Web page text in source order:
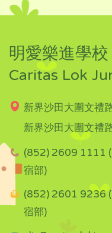
明愛樂進學校
Caritas Lok
新界沙田大圍文禮
新界沙田大圍文禮
(852) 2609 1111
宿部)
(852) 2601 9236
宿部)